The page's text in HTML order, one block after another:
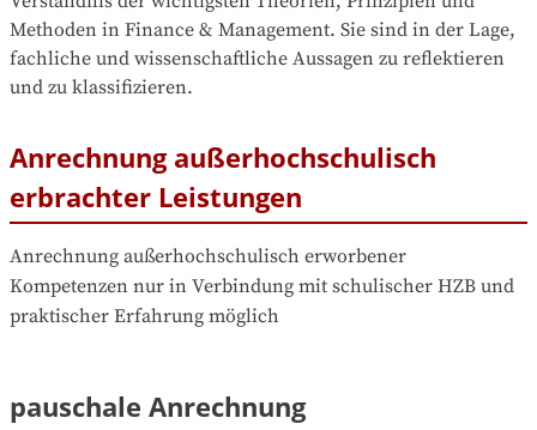
Methoden in Finance & Management. Sie sind in der Lage,
fachliche und wissenschaftliche Aussagen zu reflektieren
und zu klassifizieren.
Anrechnung außerhochschulisch
erbrachter Leistungen
Anrechnung außerhochschulisch erworbener
Kompetenzen nur in Verbindung mit schulischer HZB und
praktischer Erfahrung möglich
pauschale Anrechnung